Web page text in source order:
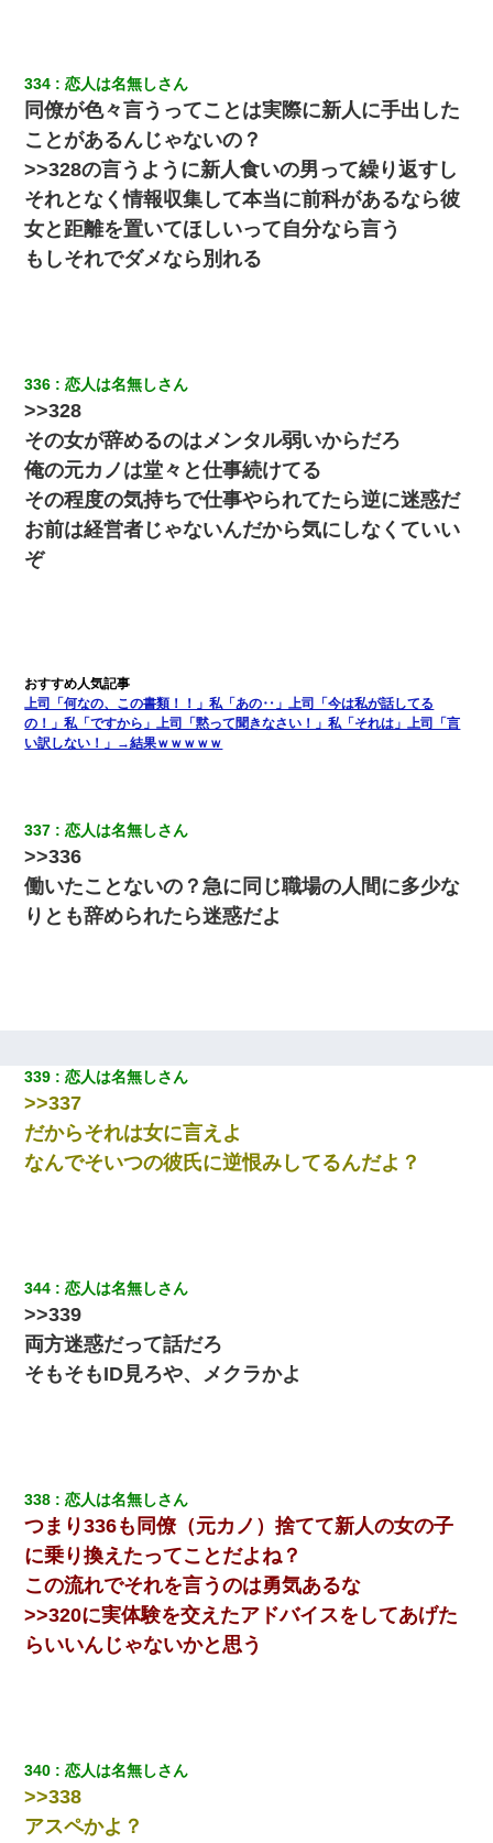
334 恋人は名無しさん
同僚が色々言うってことは実際に新人に手出した
ことがあるんじゃないの？
>>328の言うように新人食いの男って繰り返すし
それとなく情報収集して本当に前科があるなら彼
女と距離を置いてほしいって自分なら言う
もしそれでダメなら別れる
336 恋人は名無しさん
>>328
その女が辞めるのはメンタル弱いからだろ
俺の元カノは堂々と仕事続けてる
その程度の気持ちで仕事やられてたら逆に迷惑だ
お前は経営者じゃないんだから気にしなくていい
ぞ
上司「何なの、この書類！！」私「あの‥」上司「今は私が話してる
の！」私「ですから」上司「黙って聞きなさい！」私「それは」上司「言
い訳しない！」→結果ｗｗｗｗｗ
337 恋人は名無しさん
>>336
働いたことないの？急に同じ職場の人間に多少な
りとも辞められたら迷惑だよ
339 恋人は名無しさん
>>337
だからそれは女に言えよ
なんでそいつの彼氏に逆恨みしてるんだよ？
344 恋人は名無しさん
>>339
両方迷惑だって話だろ
そもそもID見ろや、メクラかよ
338 恋人は名無しさん
つまり336も同僚（元カノ）捨てて新人の女の子
に乗り換えたってことだよね？
この流れでそれを言うのは勇気あるな
>>320に実体験を交えたアドバイスをしてあげた
らいいんじゃないかと思う
340 恋人は名無しさん
>>338
アスペかよ？